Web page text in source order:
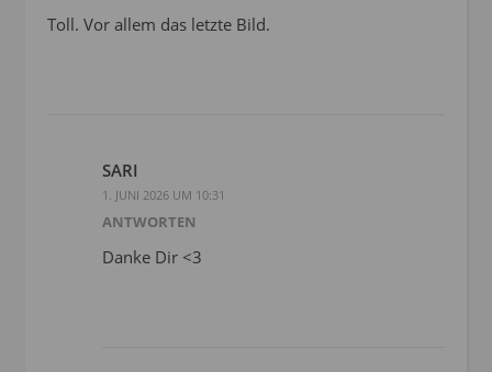
Toll. Vor allem das letzte Bild.
SARI
1. JUNI 2026 UM 10:31
ANTWORTEN
Danke Dir <3